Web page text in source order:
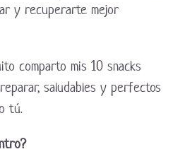
y recuperarte mejor
comparto mis 10 snacks
saludables y perfectos
tú.